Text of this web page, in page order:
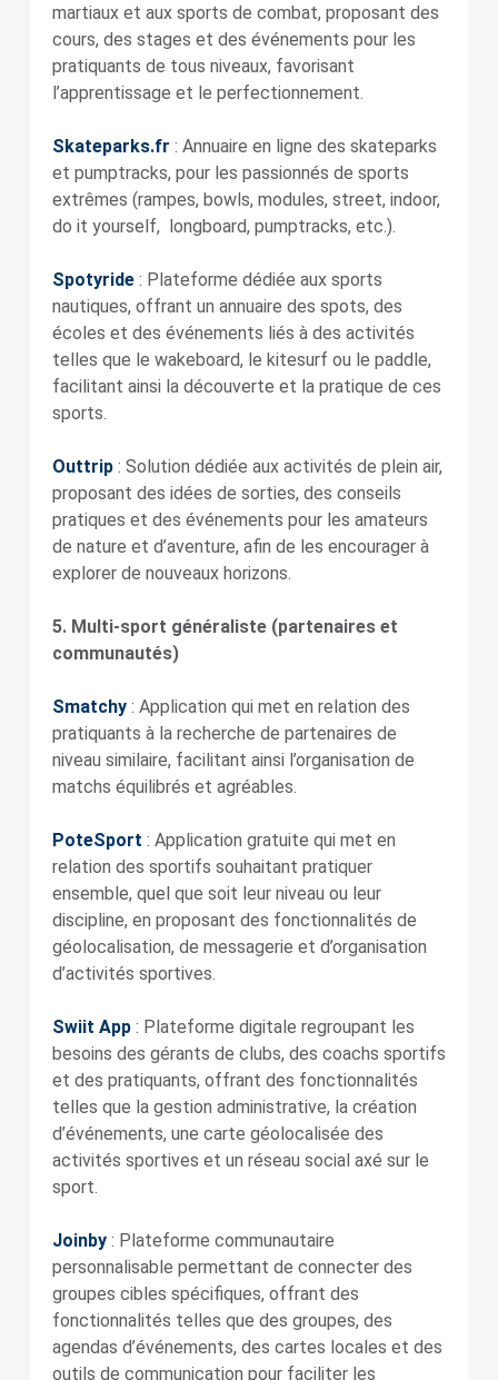
martiaux et aux sports de combat, proposant des
cours, des stages et des événements pour les
pratiquants de tous niveaux, favorisant
l’apprentissage et le perfectionnement.
Skateparks.fr : Annuaire en ligne des skateparks
et pumptracks, pour les passionnés de sports
extrêmes (rampes, bowls, modules, street, indoor,
do it yourself, longboard, pumptracks, etc.).
Spotyride: Plateforme dédiée aux sports
nautiques, offrant un annuaire des spots, des
écoles et des événements liés à des activités
telles que le wakeboard, le kitesurf ou le paddle,
facilitant ainsi la découverte et la pratique de ces
sports.
Outtrip: Solution dédiée aux activités de plein air,
proposant des idées de sorties, des conseils
pratiques et des événements pour les amateurs
de nature et d’aventure, afin de les encourager à
explorer de nouveaux horizons.
5. Multi-sport généraliste (partenaires et
communautés)
Smatchy: Application qui met en relation des
pratiquants à la recherche de partenaires de
niveau similaire, facilitant ainsi l’organisation de
matchs équilibrés et agréables.
PoteSport : Application gratuite qui met en
relation des sportifs souhaitant pratiquer
ensemble, quel que soit leur niveau ou leur
discipline, en proposant des fonctionnalités de
géolocalisation, de messagerie et d’organisation
d’activités sportives.
Swiit App: Plateforme digitale regroupant les
besoins des gérants de clubs, des coachs sportifs
et des pratiquants, offrant des fonctionnalités
telles que la gestion administrative, la création
d’événements, une carte géolocalisée des
activités sportives et un réseau social axé sur le
sport.
Joinby: Plateforme communautaire
personnalisable permettant de connecter des
groupes cibles spécifiques, offrant des
fonctionnalités telles que des groupes, des
agendas d’événements, des cartes locales et des
outils de communication pour faciliter les